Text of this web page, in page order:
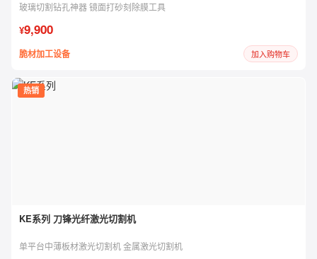
玻璃切割钻孔神器 镜面打砂刻除膜工具
¥9,900
脆材加工设备 加入购物车
热销
KE系列 刀锋光纤激光切割机
单平台中薄板材激光切割机 金属激光切割机